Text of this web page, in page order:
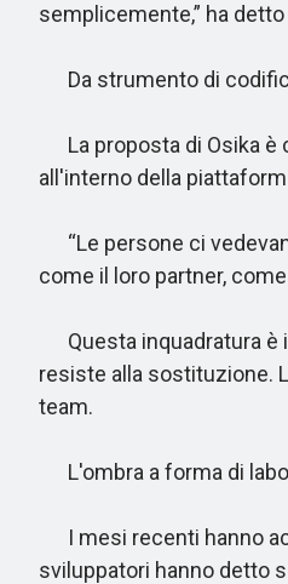
semplicemente,” ha
Da strumento di
La proposta di Osika è
all'interno della
“Le persone ci
come il loro partner,
Questa inquadratura è
resiste alla sostituzione.
team.
L'ombra a forma di
I mesi recenti hanno
sviluppatori hanno detto